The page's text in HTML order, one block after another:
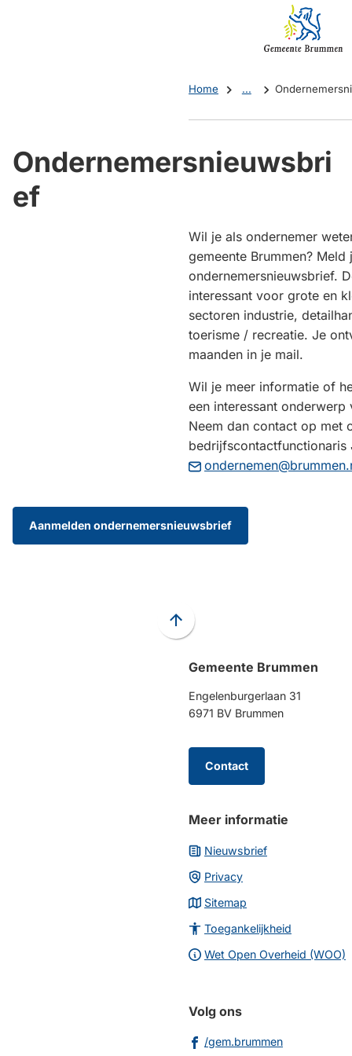
Mijn
Brummen
(Verwijst
naar
externe
Home ...
Ondernemersnieuwsbri
ef
Wil je als ondernemer
gemeente Brummen?
ondernemersnieuwsbrief.
interessant voor grote en
sectoren industrie,
toerisme / recreatie. Je
maanden in je mail.
Wil je meer informatie of
een interessant
Neem dan contact op met
bedrijfscontactfunctionaris
Aanmelden ondernemersnieuwsbrief
Scroll
boven
het
van
paginainhoud
Gemeente Brummen
Engelenburgerlaan 31
6971 BV Brummen
Contact
Meer informatie
Nieuwsbrief
Privacy
Sitemap
Toegankelijkheid
Wet Open Overheid (WOO)
Volg ons
/gem.brummen(Verwijst